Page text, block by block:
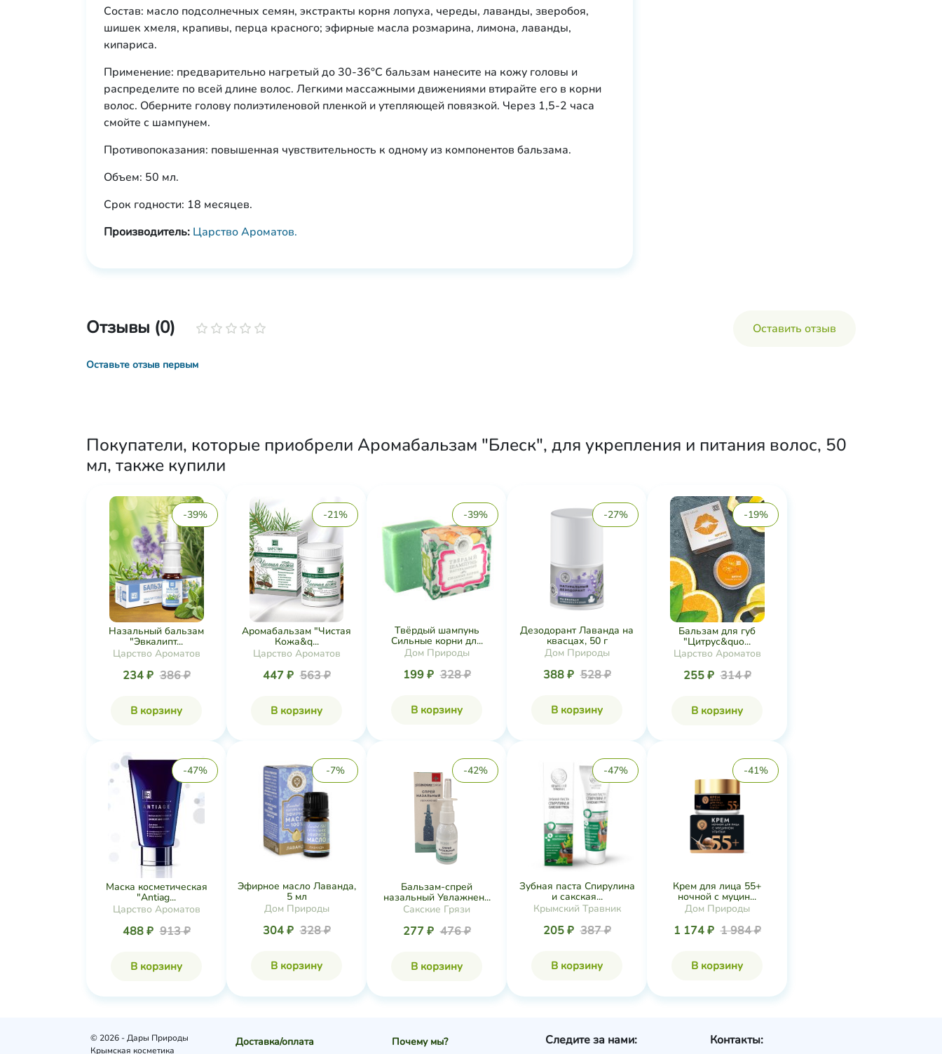
Состав: масло подсолнечных семян, экстракты корня лопуха, череды, лаванды, зверобоя,
шишек хмеля, крапивы, перца красного; эфирные масла розмарина, лимона, лаванды,
кипариса.
Применение: предварительно нагретый до 30-36°С бальзам нанесите на кожу головы и
распределите по всей длине волос. Легкими массажными движениями втирайте его в корни
волос. Оберните голову полиэтиленовой пленкой и утепляющей повязкой. Через 1,5-2 часа
смойте с шампунем.
Противопоказания: повышенная чувствительность к одному из компонентов бальзама.
Объем: 50 мл.
Срок годности: 18 месяцев.
Производитель: Царство Ароматов.
Отзывы (0) Оставить отзыв
Оставьте отзыв первым
Покупатели, которые приобрели Аромабальзам "Блеск", для укрепления и питания волос, 50
мл, также купили
-39%
Назальный бальзам
"Эвкалипт...
Царство Ароматов
234 ₽ 386 ₽
В корзину
-21%
Аромабальзам "Чистая
Кожа&q...
Царство Ароматов
447 ₽ 563 ₽
В корзину
-39%
Твёрдый шампунь
Сильные корни дл...
Дом Природы
199 ₽ 328 ₽
В корзину
-27%
Дезодорант Лаванда на
квасцах, 50 г
Дом Природы
388 ₽ 528 ₽
В корзину
-19%
Бальзам для губ
"Цитрус&quo...
Царство Ароматов
255 ₽ 314 ₽
В корзину
-47%
Маска косметическая
"Antiag...
Царство Ароматов
488 ₽ 913 ₽
В корзину
-7%
Эфирное масло Лаванда,
5 мл
Дом Природы
304 ₽ 328 ₽
В корзину
-42%
Бальзам-спрей
назальный Увлажнен...
Сакские Грязи
277 ₽ 476 ₽
В корзину
-47%
Зубная паста Спирулина
и сакская...
Крымский Травник
205 ₽ 387 ₽
В корзину
-41%
Крем для лица 55+
ночной с муцин...
Дом Природы
1 174 ₽ 1 984 ₽
В корзину
© 2026 - Дары Природы
Крымская косметика
Доставка/оплата Почему мы? Следите за нами: Контакты: